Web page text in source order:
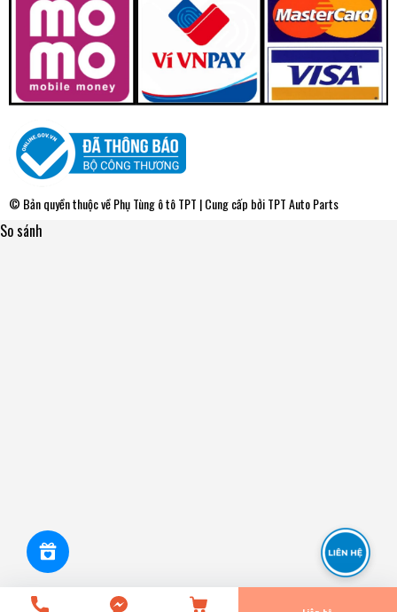
© Bản quyền thuộc vềPhụ Tùng ô tô TPT | Cung cấp bởiTPT Auto Parts
So sánh
Tiến Hành Thanh Toán